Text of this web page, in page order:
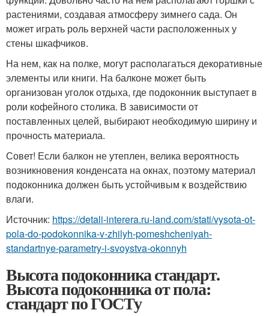
растениями, создавая атмосферу зимнего сада. Он
может играть роль верхней части расположенных у
стены шкафчиков.
На нем, как на полке, могут располагаться декоративные
элементы или книги. На балконе может быть
организован уголок отдыха, где подоконник выступает в
роли кофейного столика. В зависимости от
поставленных целей, выбирают необходимую ширину и
прочность материала.
Совет! Если балкон не утеплен, велика вероятность
возникновения конденсата на окнах, поэтому материал
подоконника должен быть устойчивым к воздействию
влаги.
Источник: https://detali-interera.ru-land.com/stati/vysota-ot-
pola-do-podokonnika-v-zhilyh-pomeshcheniyah-
standartnye-parametry-i-svoystva-okonnyh
Высота подоконника стандарт.
Высота подоконника от пола:
стандарт по ГОСТу